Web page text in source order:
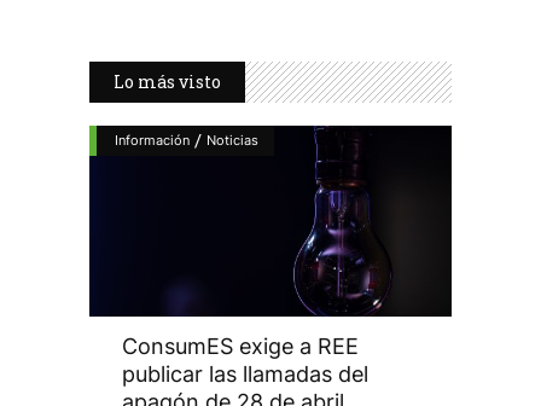
Lo más visto
Información / Noticias
ConsumES exige a REE
publicar las llamadas del